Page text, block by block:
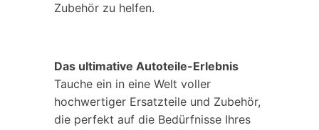
Zubehör zu helfen.
Das ultimative Autoteile-Erlebnis
Tauche ein in eine Welt voller
hochwertiger Ersatzteile und Zubehör,
die perfekt auf die Bedürfnisse Ihres